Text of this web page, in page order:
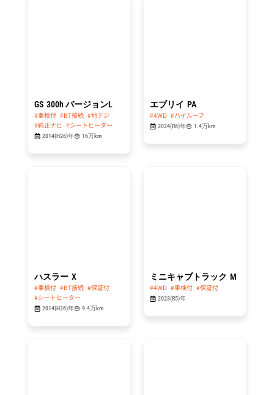
GS 300h バージョンL
#車検付 #BT接続 #地デジ
#純正ナビ #シートヒーター
2014(H26)年 16万km
エブリイ PA
#4WD #ハイルーフ
2024(R6)年 1.4万km
ハスラー X
#車検付 #BT接続 #保証付
#シートヒーター
2014(H26)年 9.4万km
ミニキャブトラック M
#4WD #車検付 #保証付
2023(R5)年